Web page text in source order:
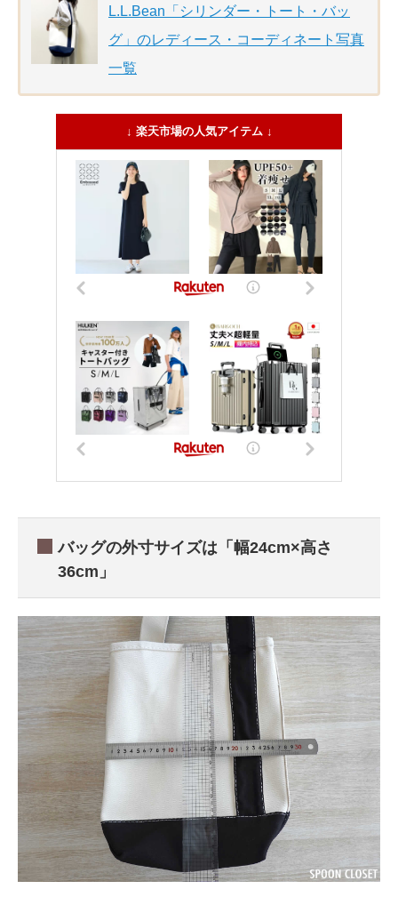
L.L.Bean「シリンダー・トート・バッ
グ」のレディース・コーディネート写真
一覧
↓ 楽天市場の人気アイテム ↓
バッグの外寸サイズは「幅24cm×高さ
36cm」